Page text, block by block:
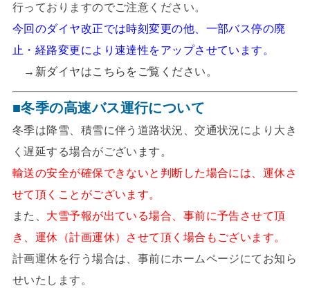
行っておりますのでご注意ください。
今回のダイヤ改正では時刻変更の他、一部バス停の廃
止・経路変更により速達性をアップさせています。
→ 新ダイヤはこちらをご覧ください。
■冬季の高速バス運行について
冬季は降雪、積雪に伴う道路状況、交通状況により大き
く遅延する場合がございます。
輸送の安全が確保できないと判断した場合には、運休さ
せて頂くことがございます。
また、 大雪予報が出ている場合、事前に予告させて頂
き、運休（計画運休）させて頂く場合もございます。
計画運休を行う場合は、事前にホームページにてお知ら
せいたします。